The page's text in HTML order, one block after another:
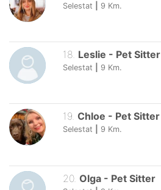
Selestat 9 Km.
18. Leslie - Pet Sitter
Selestat 9 Km.
19. Chloe - Pet Sitter
Selestat 9 Km.
20. Olga - Pet Sitter